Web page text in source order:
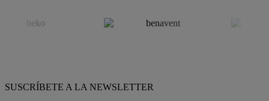
SUSCRÍBETE A LA NEWSLETTER